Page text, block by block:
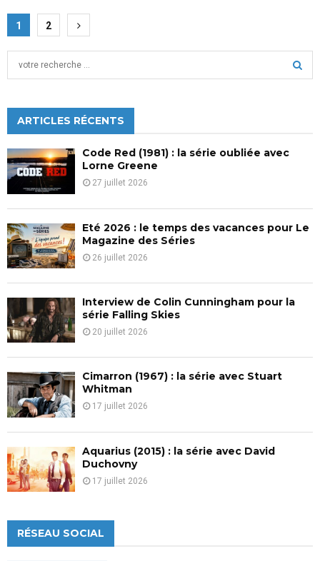
Pagination
des
publications
1 2
h
f
o
r
:
C
ARTICLES RÉCENTS
Code Red (1981) : la série oubliée avec
Lorne Greene
27 juillet 2026
Eté 2026 : le temps des vacances pour Le
Magazine des Séries
26 juillet 2026
Interview de Colin Cunningham pour la
série Falling Skies
20 juillet 2026
Cimarron (1967) : la série avec Stuart
Whitman
17 juillet 2026
Aquarius (2015) : la série avec David
Duchovny
17 juillet 2026
RÉSEAU SOCIAL